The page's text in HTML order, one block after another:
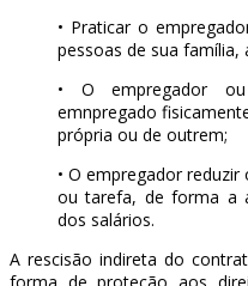
• Praticar o
pessoas de sua
• O empregador
emnpregado
própria ou de outrem;
• O empregador
ou tarefa, de forma a
dos salários.
A rescisão indireta do
forma de proteção aos